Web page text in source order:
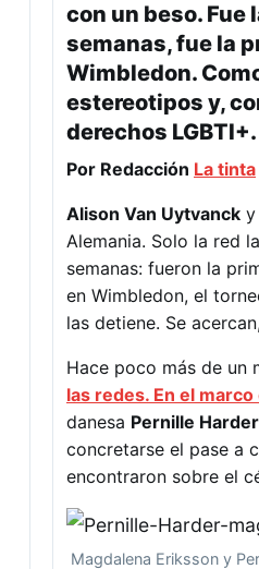
con un beso. Fue
semanas, fue la
Wimbledon.
estereotipos y,
derechos LGBTI+.
Por Redacción La tinta
Alison Van Uytvanck y
Alemania. Solo la red
semanas: fueron la
en Wimbledon, el
las detiene. Se
Hace poco más de un
las redes. En el
danesa Pernille Harder
concretarse el pase a
encontraron sobre el
Magdalena Eriksson y